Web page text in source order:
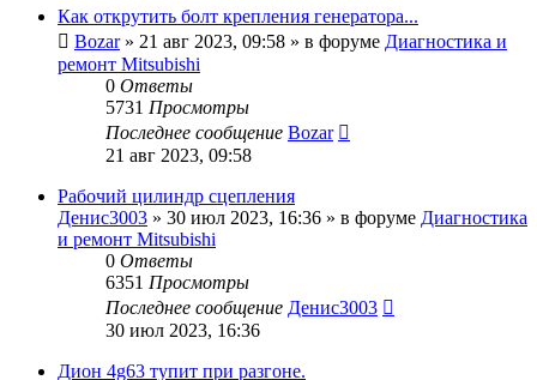
Как открутить болт крепления генератора...
Bozar» 21 авг 2023, 09:58 » в форуме Диагностика и
ремонт Mitsubishi
0 Ответы
5731 Просмотры
Последнее сообщение Bozar
21 авг 2023, 09:58
Рабочий цилиндр сцепления
Денис3003 » 30 июл 2023, 16:36 » в форуме Диагностика
и ремонт Mitsubishi
0 Ответы
6351 Просмотры
Последнее сообщение Денис3003
30 июл 2023, 16:36
Дион 4g63 тупит при разгоне.